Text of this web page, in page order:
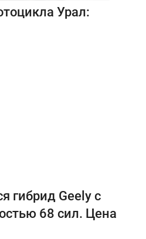
Урал:
гибрид Geely с
68 сил. Цена